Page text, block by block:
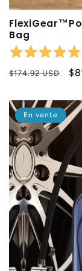
Bag
Prix
$174.92 USD
En vente